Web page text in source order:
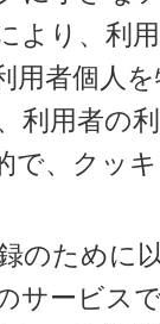
より、利
用者個人
利用者の
で、クッ
のために
サービス